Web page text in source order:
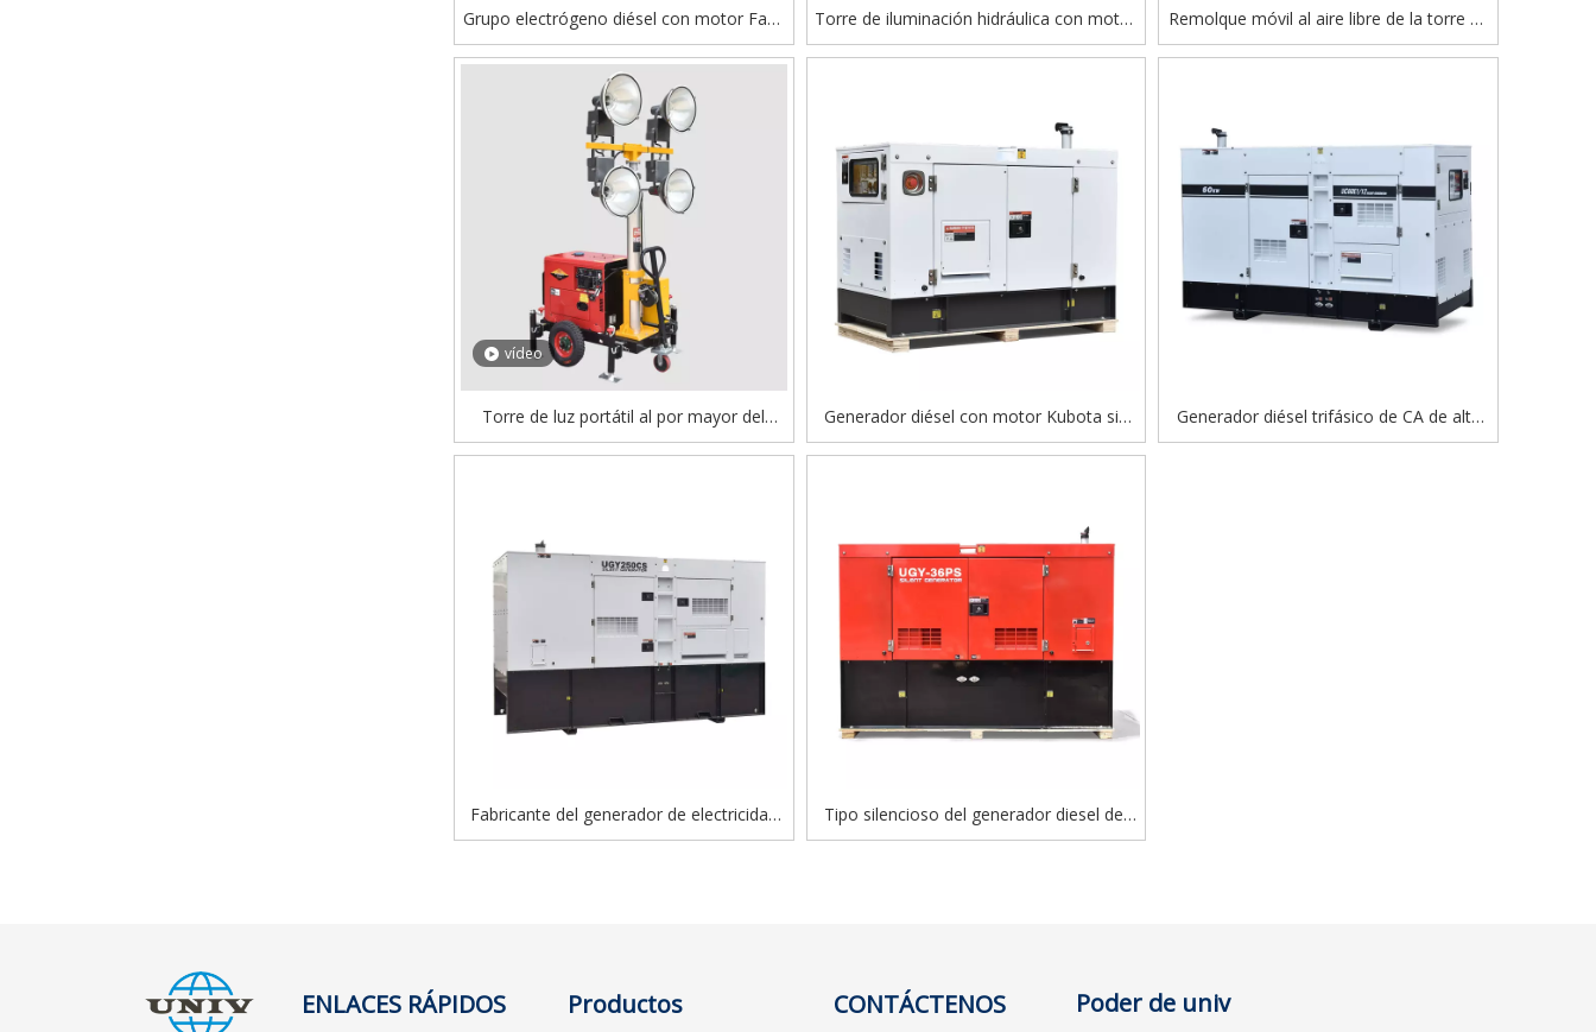
Grupo electrógeno diésel con motor Faw,
tipo súper silencioso trifásico/monofásico
Torre de iluminación hidráulica con motor
Perkins de alta calidad con generador
Remolque móvil al aire libre de la torre de
luz de la construcción con la torre de
vídeo
Torre de luz portátil al por mayor del
remolque del generador diesel
Generador diésel con motor Kubota sin
combustible, generador de energía súper
Generador diésel trifásico de CA de alta
calidad con motor YUNNEI, precio de
Fabricante del generador de electricidad
de generación de dinamo del motor
Tipo silencioso del generador diesel del
alternador 36kVA-100kVA de Stamford del
ENLACES RÁPIDOS Productos CONTÁCTENOS Poder de univ